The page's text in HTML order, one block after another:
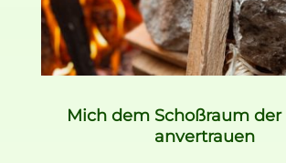
Mich dem Schoßraum
anvertrauen